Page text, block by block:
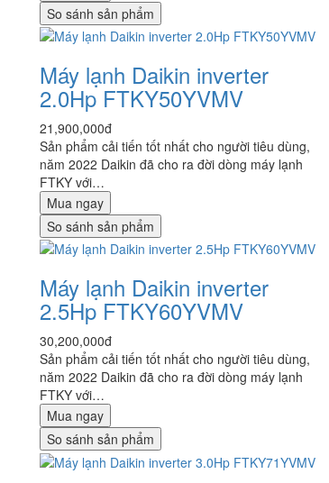
So sánh sản phẩm
Máy lạnh Daikin inverter
2.0Hp FTKY50YVMV
21,900,000đ
Sản phẩm cải tiến tốt nhất cho người tiêu dùng,
năm 2022 Daikin đã cho ra đời dòng máy lạnh
FTKY với…
Mua ngay
So sánh sản phẩm
Máy lạnh Daikin inverter
2.5Hp FTKY60YVMV
30,200,000đ
Sản phẩm cải tiến tốt nhất cho người tiêu dùng,
năm 2022 Daikin đã cho ra đời dòng máy lạnh
FTKY với…
Mua ngay
So sánh sản phẩm